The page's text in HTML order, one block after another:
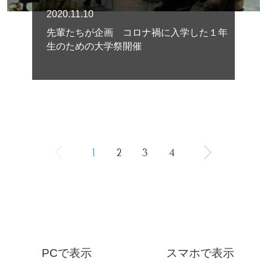
2020.11.10
先輩たちが企画 コロナ禍に入学した１年
生のための大学祭開催
1 2 3 4
PCで表示 スマホで表示